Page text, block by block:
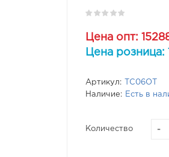
Цена опт:
Цена розница:
Артикул:
ТС06ОТ
Наличие:
Есть в
Количество